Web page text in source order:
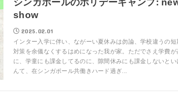
シンガポールのホリデーキャンプ:
show
2025.02.01
インター入学に伴い、ながーい夏休みは勿論、学校違うの短
対策を余儀なくするはめになった我が家。ただでさえ学費が
に、学童にも課金してるのに、隙間休みにも課金しないとい
んて、在シンガポール共働きハード過ぎ...